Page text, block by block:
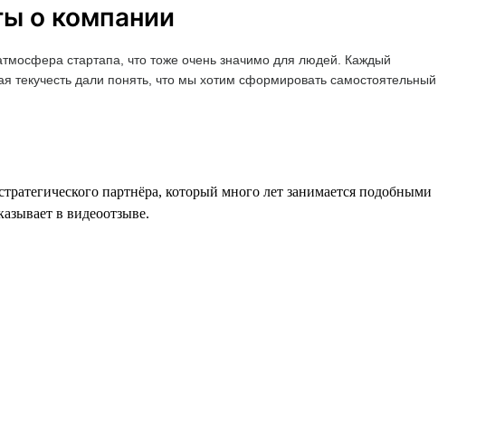
о компании
стартапа, что тоже очень значимо для людей. Каждый
текучесть дали понять, что мы хотим сформировать самостоятельный
партнёра, который много лет занимается подобными
в видеоотзыве.